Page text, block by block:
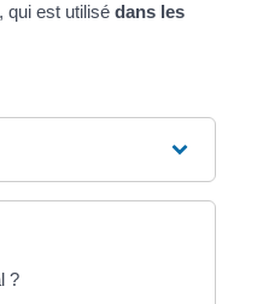
, qui est utilisédans les
?